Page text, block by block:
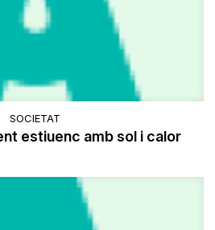
SOCIETAT
estiuenc amb sol i calor